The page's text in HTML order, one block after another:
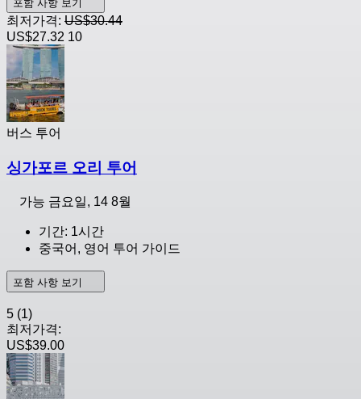
포함 사항 보기
최저가격: US$30.44
US$27.32 10
버스 투어
싱가포르 오리 투어
가능 금요일, 14 8월
기간: 1시간
중국어, 영어 투어 가이드
포함 사항 보기
5 (1)
최저가격:
US$39.00